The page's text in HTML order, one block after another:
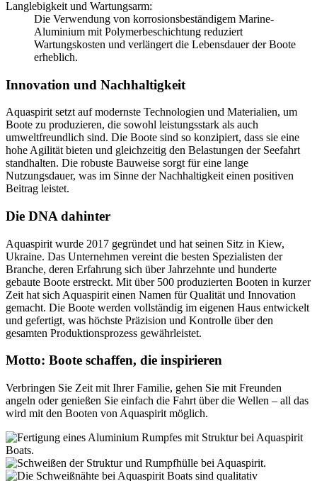
Langlebigkeit und Wartungsarm:
Die Verwendung von korrosionsbeständigem Marine-
Aluminium mit Polymerbeschichtung reduziert
Wartungskosten und verlängert die Lebensdauer der Boote
erheblich.
Innovation und Nachhaltigkeit
Aquaspirit setzt auf modernste Technologien und Materialien, um
Boote zu produzieren, die sowohl leistungsstark als auch
umweltfreundlich sind. Die Boote sind so konzipiert, dass sie eine
hohe Agilität bieten und gleichzeitig den Belastungen der Seefahrt
standhalten. Die robuste Bauweise sorgt für eine lange
Nutzungsdauer, was im Sinne der Nachhaltigkeit einen positiven
Beitrag leistet.
Die DNA dahinter
Aquaspirit wurde 2017 gegründet und hat seinen Sitz in Kiew,
Ukraine. Das Unternehmen vereint die besten Spezialisten der
Branche, deren Erfahrung sich über Jahrzehnte und hunderte
gebaute Boote erstreckt. Mit über 500 produzierten Booten in kurzer
Zeit hat sich Aquaspirit einen Namen für Qualität und Innovation
gemacht. Die Boote werden vollständig im eigenen Haus entwickelt
und gefertigt, was höchste Präzision und Kontrolle über den
gesamten Produktionsprozess gewährleistet.
Motto: Boote schaffen, die inspirieren
Verbringen Sie Zeit mit Ihrer Familie, gehen Sie mit Freunden
angeln oder genießen Sie einfach die Fahrt über die Wellen – all das
wird mit den Booten von Aquaspirit möglich.